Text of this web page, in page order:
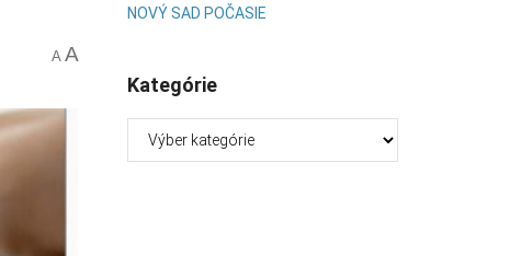
A A
NOVÝ SAD POČASIE
Kategórie